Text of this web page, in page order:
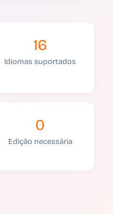
16
Idiomas suportados
0
Edição necessária